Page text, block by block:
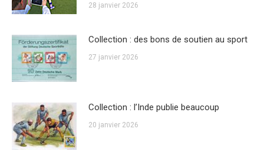
28 janvier 2026
Collection : des bons de soutien au sport
27 janvier 2026
Collection : l’Inde publie beaucoup
20 janvier 2026